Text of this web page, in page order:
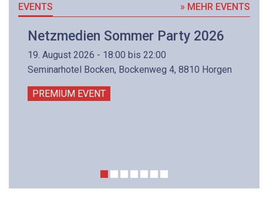
EVENTS » MEHR EVENTS
Netzmedien Sommer Party 2026
19. August 2026 - 18:00 bis 22:00
Seminarhotel Bocken, Bockenweg 4, 8810 Horgen
PREMIUM EVENT